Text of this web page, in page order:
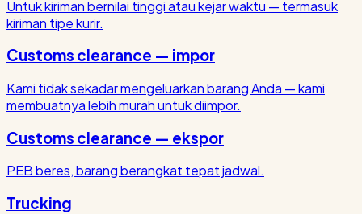
Untuk kiriman bernilai tinggi atau kejar waktu — termasuk
kiriman tipe kurir.
Customs clearance — impor
Kami tidak sekadar mengeluarkan barang Anda — kami
membuatnya lebih murah untuk diimpor.
Customs clearance — ekspor
PEB beres, barang berangkat tepat jadwal.
Trucking